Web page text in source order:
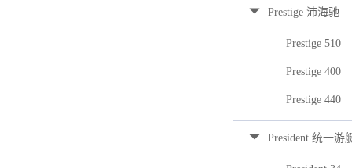
Prestige 沛海驰
Prestige 510
Prestige 400
Prestige 440
President 统一游